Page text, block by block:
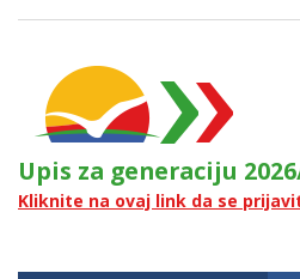
Upis za generaciju
Kliknite na ovaj link da se